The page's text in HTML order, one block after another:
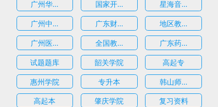
广州华... 国家开...
星海音...
广州中...
广东财...
地区教...
广州医...
全国教...
广东药...
试题题库
韶关学院
高起专
惠州学院
专升本
韩山师...
高起本
肇庆学院
复习资料